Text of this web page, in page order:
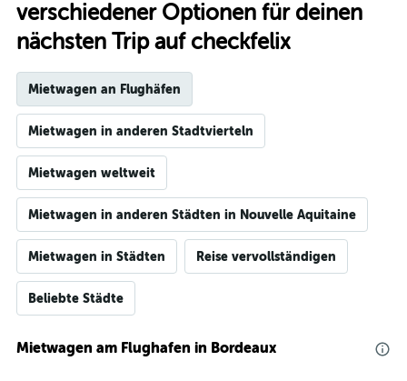
verschiedener Optionen für deinen
nächsten Trip auf checkfelix
Mietwagen an Flughäfen
Mietwagen in anderen Stadtvierteln
Mietwagen weltweit
Mietwagen in anderen Städten in Nouvelle Aquitaine
Mietwagen in Städten Reise vervollständigen
Beliebte Städte
Mietwagen am Flughafen in Bordeaux